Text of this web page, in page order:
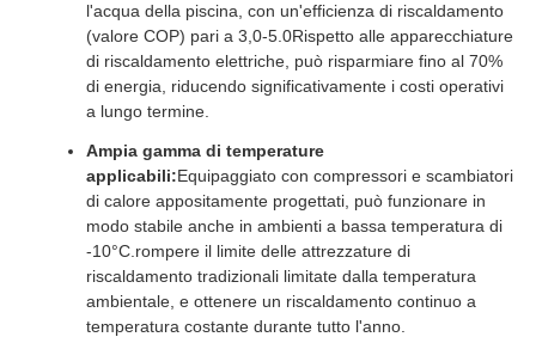
l'acqua della piscina, con un'efficienza di riscaldamento
(valore COP) pari a 3,0-5.0Rispetto alle apparecchiature
di riscaldamento elettriche, può risparmiare fino al 70%
di energia, riducendo significativamente i costi operativi
a lungo termine.
Ampia gamma di temperature
applicabili:Equipaggiato con compressori e scambiatori
di calore appositamente progettati, può funzionare in
modo stabile anche in ambienti a bassa temperatura di
-10°C.rompere il limite delle attrezzature di
riscaldamento tradizionali limitate dalla temperatura
ambientale, e ottenere un riscaldamento continuo a
temperatura costante durante tutto l'anno.